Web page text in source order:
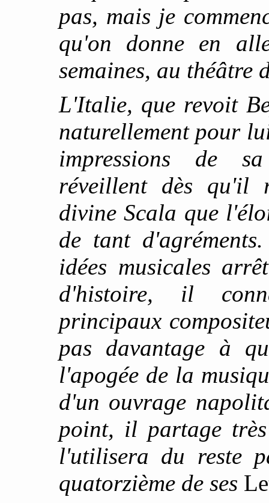
pas, mais je
qu'on donne en
semaines, au théâtre
L'Italie, que revoit
naturellement pour
impressions de
réveillent dès qu'il
divine Scala que
de tant
idées musicales
d'histoire, il
principaux
pas davantage à
l'apogée de la
d'un ouvrage
point, il partage
l'utilisera du reste
quatorzième de ses